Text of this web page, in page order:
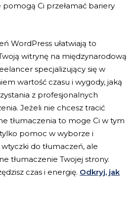
Ci przełamać bariery
WordPress ułatwiają to
witrynę na międzynarodową
specjalizujący się w
wartość czasu i wygody, jaką
z profesjonalnych
Jeżeli nie chcesz tracić
tłumaczenia to moge Ci w tym
pomoc w wyborze i
do tłumaczeń, ale
tłumaczenie Twojej strony.
czas i energię. Odkryj, jak